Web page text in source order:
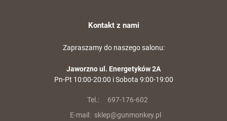
Kontakt z nami
Zapraszamy do naszego salonu:
Jaworzno ul. Energetyków 2A
Pn-Pt 10:00-20:00 i Sobota 9:00-19:00
Tel.:
697-176-602
E-mail: sklep@gunmonkey.pl